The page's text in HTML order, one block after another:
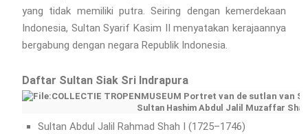
yang tidak memiliki putra. Seiring dengan kemerdekaan
Indonesia, Sultan Syarif Kasim II menyatakan kerajaannya
bergabung dengan negara Republik Indonesia.
Daftar Sultan Siak Sri Indrapura
Sultan Hashim Abdul Jalil Muzaffar
Sultan Abdul Jalil Rahmad Shah I (1725–1746)